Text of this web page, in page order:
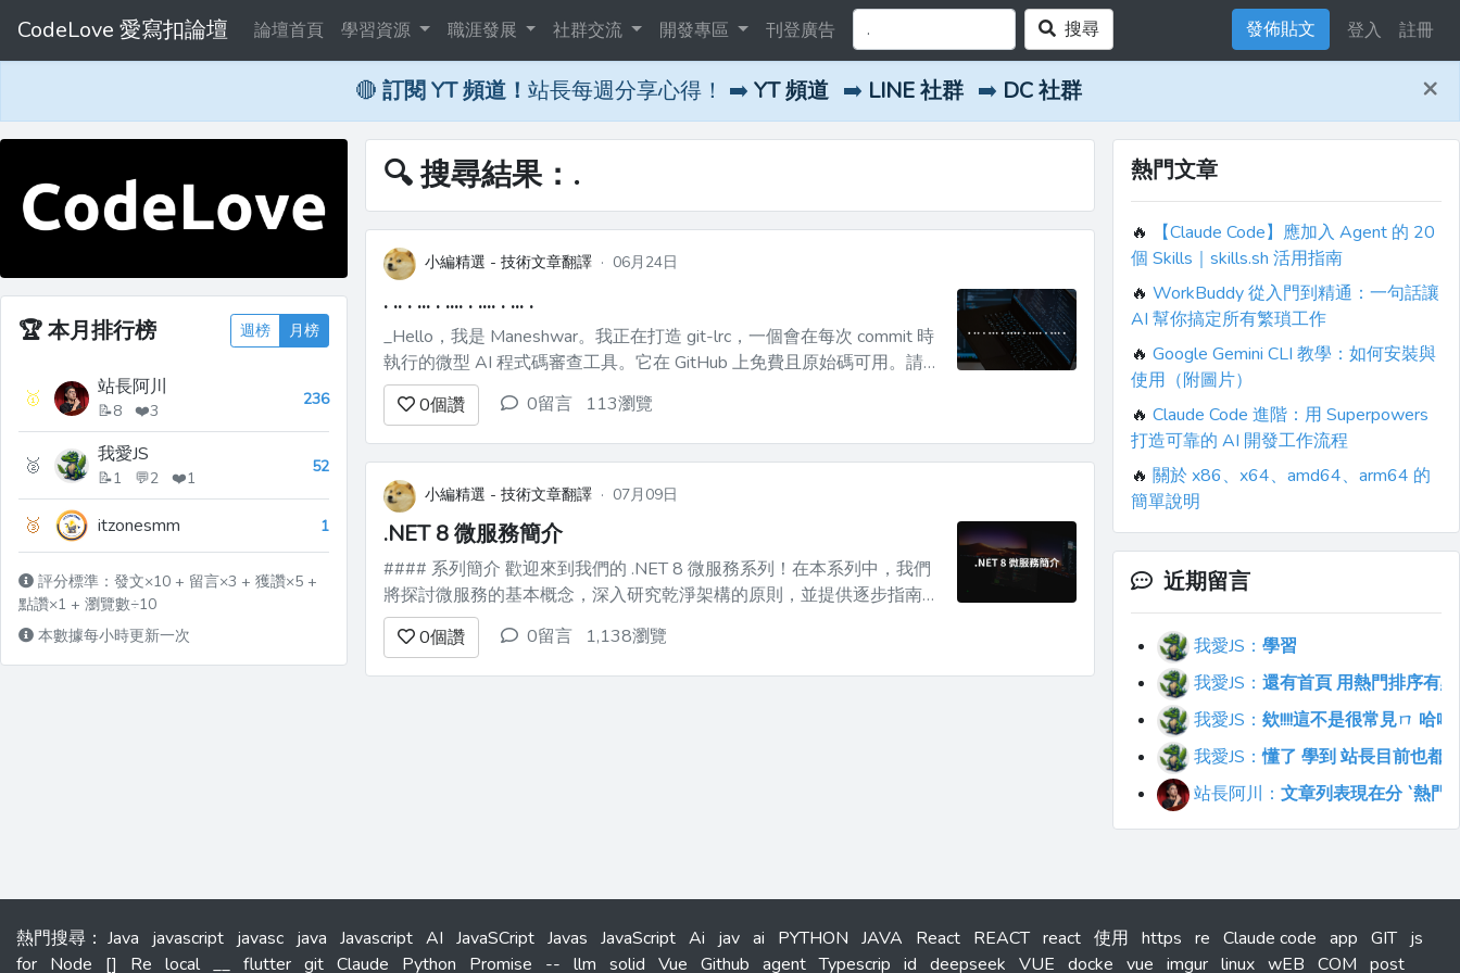
CodeLove 愛寫扣論壇 論壇首頁 學習資源 職涯發展 社群交流 開發專區 刊登廣告 搜尋 發佈貼文 登入 註冊
🔴 訂閱 YT 頻道！ 站長每週分享心得！ ➡️ YT 頻道 ➡️ LINE 社群 ➡️ DC 社群 ×
🏆本月排行榜 週榜 月榜
🥇 站長阿川
📝8 ❤️3
236
🥈 我愛JS
📝1 💬2 ❤️1
52
🥉 itzonesmm 1
評分標準：發文×10 + 留言×3 + 獲讚×5 +
點讚×1 + 瀏覽數÷10
本數據每小時更新一次
🔍 搜尋結果：.
小編精選 - 技術文章翻譯 · 06月24日
. .. . ... . .... . .... . ... .
_Hello，我是 Maneshwar。我正在打造 git-lrc，一個會在每次 commit 時
執行的微型 AI 程式碼審查工具。它在 GitHub 上免費且原始碼可用。請
給 [git-lrc 按星](https://github.com/HexmosTech/git-lrc)，幫助開發者發現
這個...
0個讚 0留言 113瀏覽
小編精選 - 技術文章翻譯 · 07月09日
.NET 8 微服務簡介
#### 系列簡介 歡迎來到我們的 .NET 8 微服務系列！在本系列中，我們
將探討微服務的基本概念，深入研究乾淨架構的原則，並提供逐步指南來
幫助您使用 .NET 8 設計、開發和部署微服務。是開發人員還是微服務領
域的新手，本系列將為您提供建立可擴展、可維護且健壯的應用程式的知
識和工具。 ...
0個讚 0留言 1,138瀏覽
熱門文章
🔥
【Claude Code】應加入 Agent 的 20
個 Skills｜skills.sh 活用指南
🔥 WorkBuddy 從入門到精通：一句話讓
AI 幫你搞定所有繁瑣工作
🔥 Google Gemini CLI 教學：如何安裝與
使用（附圖片）
🔥 Claude Code 進階：用 Superpowers
打造可靠的 AI 開發工作流程
🔥 關於 x86、x64、amd64、arm64 的
簡單說明
近期留言
我愛JS： 學習
我愛JS： 還有首頁 用熱門排序有
我愛JS： 欸!!!!這不是很常見ㄇ 哈
我愛JS：懂了 學到 站長目前也都
站長阿川： 文章列表現在分 `熱門
熱門搜尋 ： Java javascript javasc java Javascript AI JavaSCript Javas JavaScript Ai jav ai PYTHON JAVA React REACT react 使用 https re Claude code app GIT js
for Node [] Re local __ flutter git Claude Python Promise -- llm solid Vue Github agent Typescrip id deepseek VUE docke vue imgur linux wEB COM post